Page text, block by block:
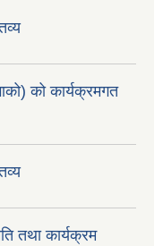
को कार्यक्रमगत
तथा कार्यक्रम